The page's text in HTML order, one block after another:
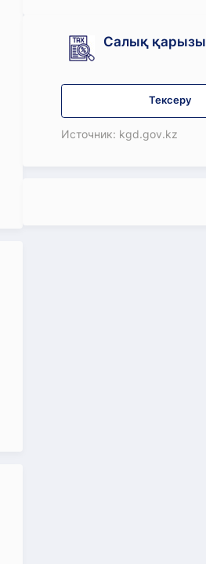
Салық
Тексеру
Источник: kgd.gov.kz